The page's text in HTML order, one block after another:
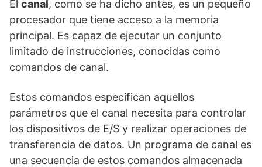
El canal, como se ha dicho antes, es un pequeño
procesador que tiene acceso a la memoria
principal. Es capaz de ejecutar un conjunto
limitado de instrucciones, conocidas como
comandos de canal.
Estos comandos especifican aquellos
parámetros que el canal necesita para controlar
los dispositivos de E/S y realizar operaciones de
transferencia de datos. Un programa de canal es
una secuencia de estos comandos almacenada